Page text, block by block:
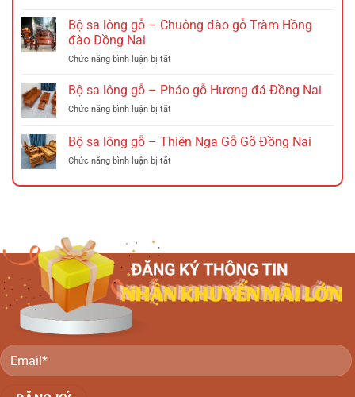
xích
Nai
sa
–
12
Đá
Đào
Bộ sa lông gỗ – Chuông đào gỗ Tràm Hồng
đào Đồng Nai
Chức năng bình luận bị tắtở
sa
gỗ
Chuông
gỗ
Bộ sa lông gỗ – Pháo gỗ Hương đá Đồng Nai
Chức năng bình luận bị tắtở
sa
lông
gỗ
Pháo
Nai
Bộ sa lông gỗ – Thiên Nga Gỗ Gõ Đồng Nai
Chức năng bình luận bị tắtở
sa
Nga
Gỗ
Đồng